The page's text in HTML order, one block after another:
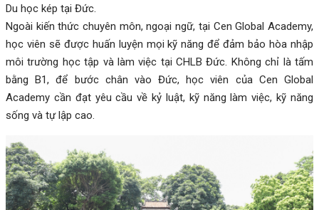
Du học kép tại Đức.
Ngoài kiến thức chuyên môn, ngoại ngữ, tại Cen Global Academy,
học viên sẽ được huấn luyện mọi kỹ năng để đảm bảo hòa nhập
môi trường học tập và làm việc tại CHLB Đức. Không chỉ là tấm
bằng B1, để bước chân vào Đức, học viên của Cen Global
Academy cần đạt yêu cầu về kỷ luật, kỹ năng làm việc, kỹ năng
sống và tự lập cao.